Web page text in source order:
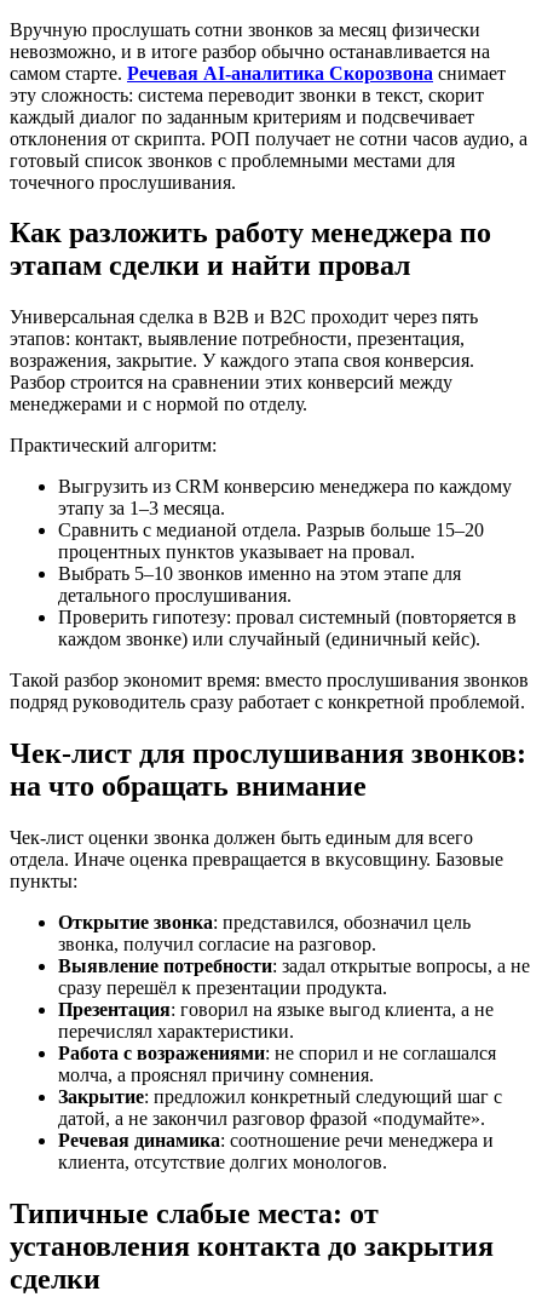
Вручную прослушать сотни звонков за месяц физически
невозможно, и в итоге разбор обычно останавливается на
самом старте. Речевая AI-аналитика Скорозвона снимает
эту сложность: система переводит звонки в текст, скорит
каждый диалог по заданным критериям и подсвечивает
отклонения от скрипта. РОП получает не сотни часов аудио, а
готовый список звонков с проблемными местами для
точечного прослушивания.
Как разложить работу менеджера по
этапам сделки и найти провал
Универсальная сделка в B2B и B2C проходит через пять
этапов: контакт, выявление потребности, презентация,
возражения, закрытие. У каждого этапа своя конверсия.
Разбор строится на сравнении этих конверсий между
менеджерами и с нормой по отделу.
Практический алгоритм:
Выгрузить из CRM конверсию менеджера по каждому
этапу за 1–3 месяца.
Сравнить с медианой отдела. Разрыв больше 15–20
процентных пунктов указывает на провал.
Выбрать 5–10 звонков именно на этом этапе для
детального прослушивания.
Проверить гипотезу: провал системный (повторяется в
каждом звонке) или случайный (единичный кейс).
Такой разбор экономит время: вместо прослушивания звонков
подряд руководитель сразу работает с конкретной проблемой.
Чек-лист для прослушивания звонков:
на что обращать внимание
Чек-лист оценки звонка должен быть единым для всего
отдела. Иначе оценка превращается в вкусовщину. Базовые
пункты:
Открытие звонка: представился, обозначил цель
звонка, получил согласие на разговор.
Выявление потребности: задал открытые вопросы, а не
сразу перешёл к презентации продукта.
Презентация: говорил на языке выгод клиента, а не
перечислял характеристики.
Работа с возражениями: не спорил и не соглашался
молча, а прояснял причину сомнения.
Закрытие: предложил конкретный следующий шаг с
датой, а не закончил разговор фразой «подумайте».
Речевая динамика: соотношение речи менеджера и
клиента, отсутствие долгих монологов.
Типичные слабые места: от
установления контакта до закрытия
сделки